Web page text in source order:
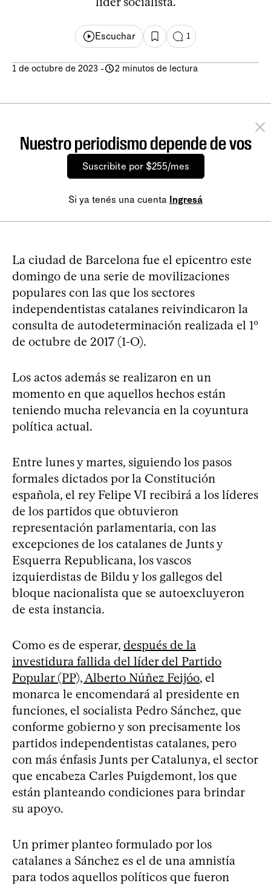
Escuchar 1
1 de octubre de 2023 - 2 minutos de lectura
Nuestro periodismo depende de vos
Suscribite por $255/mes
Si ya tenés una cuenta Ingresá
La ciudad de Barcelona fue el epicentro este
domingo de una serie de movilizaciones
populares con las que los sectores
independentistas catalanes reivindicaron la
consulta de autodeterminación realizada el 1º
de octubre de 2017 (1-O).
Los actos además se realizaron en un
momento en que aquellos hechos están
teniendo mucha relevancia en la coyuntura
política actual.
Entre lunes y martes, siguiendo los pasos
formales dictados por la Constitución
española, el rey Felipe VI recibirá a los líderes
de los partidos que obtuvieron
representación parlamentaria, con las
excepciones de los catalanes de Junts y
Esquerra Republicana, los vascos
izquierdistas de Bildu y los gallegos del
bloque nacionalista que se autoexcluyeron
de esta instancia.
Como es de esperar, después de la
investidura fallida del líder del Partido
Popular (PP), Alberto Núñez Feijóo, el
monarca le encomendará al presidente en
funciones, el socialista Pedro Sánchez, que
conforme gobierno y son precisamente los
partidos independentistas catalanes, pero
con más énfasis Junts per Catalunya, el sector
que encabeza Carles Puigdemont, los que
están planteando condiciones para brindar
su apoyo.
Un primer planteo formulado por los
catalanes a Sánchez es el de una amnistía
para todos aquellos políticos que fueron